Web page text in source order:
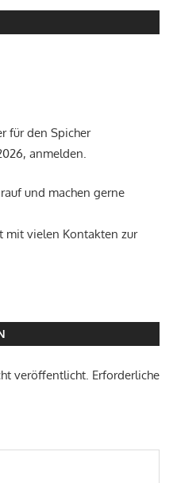
für den Spicher
anmelden.
und machen gerne
mit vielen Kontakten zur
veröffentlicht. Erforderliche